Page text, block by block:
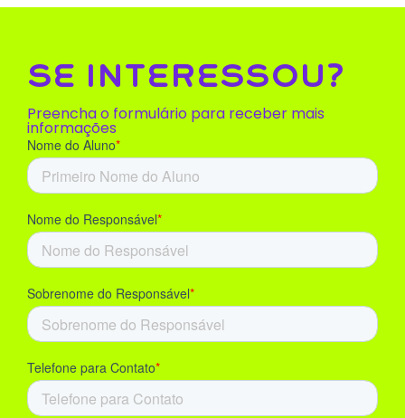
SE INTERESSOU?
Preencha o formulário para receber mais
informações